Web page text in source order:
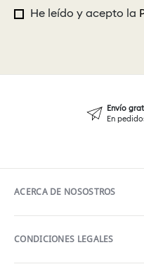
He leído y acepto la
Envío
En
ACERCA DE NOSOSTROS
CONDICIONES LEGALES